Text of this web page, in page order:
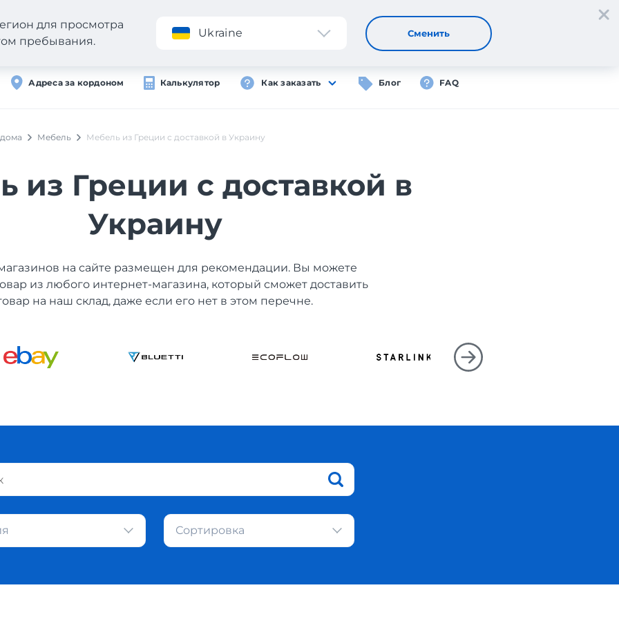
Приложение Регистрация Вход
Адреса за кордоном Калькулятор Как заказать Блог FAQ
для просмотра
пребывания.
Ukraine Сменить
Мебель Мебель из Греции с доставкой в Украину
из Греции с доставкой в
Украину
на сайте размещен для рекомендации. Вы можете
из любого интернет-магазина, который сможет доставить
на наш склад, даже если его нет в этом перечне.
Сортировка